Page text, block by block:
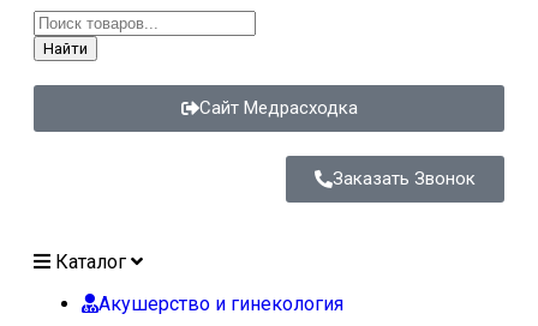
Найти
Сайт Медрасходка
Заказать Звонок
Каталог
Акушерство и гинекология